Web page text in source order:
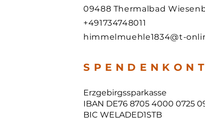
09488 Thermalbad
+491734748011
himmelmuehle1834@t-
S P E N D E N K O N
Erzgebirgssparkasse
IBAN DE76 8705 4000 0725
BIC WELADED1STB